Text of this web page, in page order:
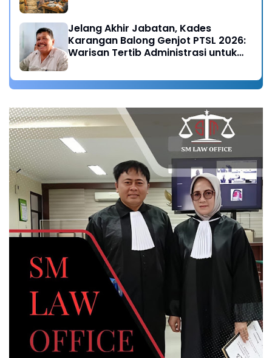
Jelang Akhir Jabatan, Kades
Karangan Balong Genjot PTSL 2026:
Warisan Tertib Administrasi untuk